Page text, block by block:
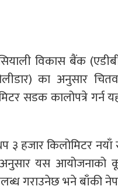
विकास बैंक
का अनुसार
सडक कालोपत्रे गर्न
हजार किलोमिटर
अनुसार यस
गराउनेछ भने बाँकी